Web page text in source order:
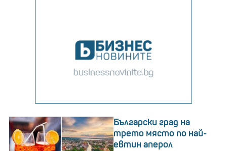
Български град на
трето място по най-
евтин аперол